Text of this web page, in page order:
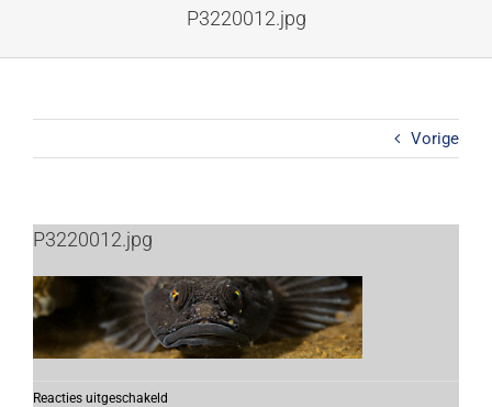
P3220012.jpg
Vorige
P3220012.jpg
Reacties uitgeschakeld